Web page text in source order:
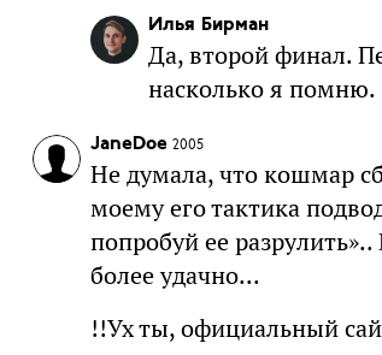
Илья Бирман
Да, второй финал.
насколько я помню.
JaneDoe 2005
Не думала, что кошмар
моему его тактика
попробуй ее
более удачно...
!!Ух ты, официальный